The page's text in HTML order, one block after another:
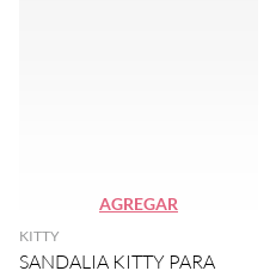
AGREGAR
KITTY
SANDALIA KITTY PARA